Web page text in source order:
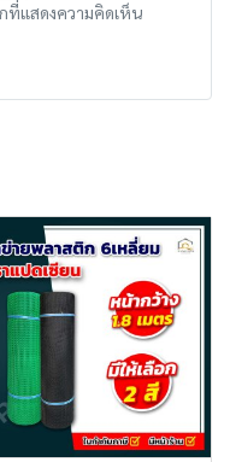
ที่แสดงความคิดเห็น